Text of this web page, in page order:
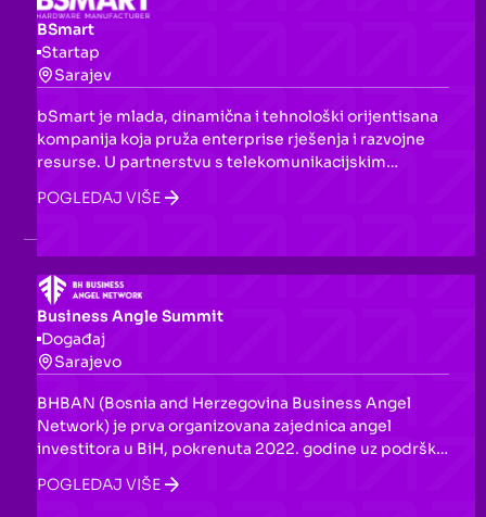
BSmart
Startap
Sarajev
bSmart je mlada, dinamična i tehnološki orijentisana
kompanija koja pruža enterprise rješenja i razvojne
resurse. U partnerstvu s telekomunikacijskim
operaterima, nude SMS tehnologiju i enterprise
rješenja za klijente iz različitih industrija — od
servisa.
POGLEDAJ VIŠE
Business Angle Summit
Događaj
Sarajevo
BHBAN (Bosnia and Herzegovina Business Angel
Network) je prva organizovana zajednica angel
investitora u BiH, pokrenuta 2022. godine uz podršku
Fondacije 787. Povezuje privatne investitore s ranim
startapovima iz BiH i regiona Zapadnog Balkana,
POGLEDAJ VIŠE